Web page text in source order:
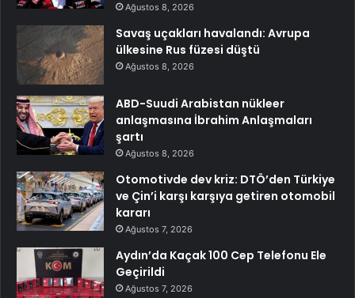
Ağustos 8, 2026
Savaş uçakları havalandı: Avrupa
ülkesine Rus füzesi düştü
Ağustos 8, 2026
ABD-Suudi Arabistan nükleer
anlaşmasına İbrahim Anlaşmaları
şartı
Ağustos 8, 2026
Otomotivde dev kriz: DTÖ’den Türkiye
ve Çin’i karşı karşıya getiren otomobil
kararı
Ağustos 7, 2026
Aydın’da Kaçak 100 Cep Telefonu Ele
Geçirildi
Ağustos 7, 2026